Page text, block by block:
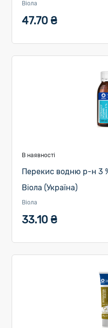
Віола
47.70 ₴
В наявності
Перекис водню р-н 3
Віола (Україна)
Віола
33.10 ₴